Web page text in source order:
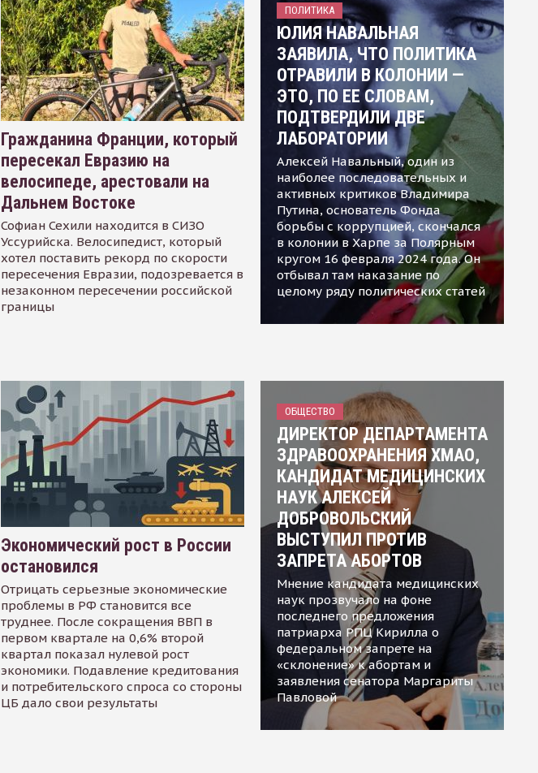
Гражданина Франции, который
пересекал Евразию на
велосипеде, арестовали на
Дальнем Востоке
Софиан Сехили находится в СИЗО
Уссурийска. Велосипедист, который
хотел поставить рекорд по скорости
пересечения Евразии, подозревается в
незаконном пересечении российской
границы
ПОЛИТИКА
ЮЛИЯ НАВАЛЬНАЯ
ЗАЯВИЛА, ЧТО ПОЛИТИКА
ОТРАВИЛИ В КОЛОНИИ —
ЭТО, ПО ЕЕ СЛОВАМ,
ПОДТВЕРДИЛИ ДВЕ
ЛАБОРАТОРИИ
Алексей Навальный, один из
наиболее последовательных и
активных критиков Владимира
Путина, основатель Фонда
борьбы с коррупцией, скончался
в колонии в Харпе за Полярным
кругом 16 февраля 2024 года. Он
отбывал там наказание по
целому ряду политических статей
Экономический рост в России
остановился
Отрицать серьезные экономические
проблемы в РФ становится все
труднее. После сокращения ВВП в
первом квартале на 0,6% второй
квартал показал нулевой рост
экономики. Подавление кредитования
и потребительского спроса со стороны
ЦБ дало свои результаты
ОБЩЕСТВО
ДИРЕКТОР ДЕПАРТАМЕНТА
ЗДРАВООХРАНЕНИЯ ХМАО,
КАНДИДАТ МЕДИЦИНСКИХ
НАУК АЛЕКСЕЙ
ДОБРОВОЛЬСКИЙ
ВЫСТУПИЛ ПРОТИВ
ЗАПРЕТА АБОРТОВ
Мнение кандидата медицинских
наук прозвучало на фоне
последнего предложения
патриарха РПЦ Кирилла о
федеральном запрете на
«склонение» к абортам и
заявления сенатора Маргариты
Павловой